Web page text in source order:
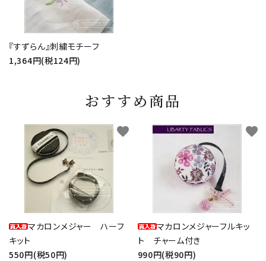
『すずらん』刺繍モチーフ
1,364円(税124円)
おすすめ商品
マカロンメジャー ハーフ
キット
550円(税50円)
favorite
マカロンメジャーフルキッ
ト チャーム付き
990円(税90円)
favorite